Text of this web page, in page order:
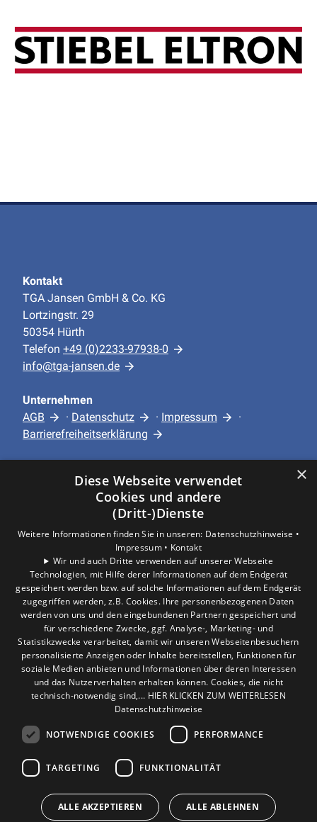
Kontakt
TGA Jansen GmbH & Co. KG
Lortzingstr. 29
50354 Hürth
Telefon +49 (0)2233-97938-0
info@tga-jansen.de
Unternehmen
AGB
· Datenschutz · Impressum
·
Barrierefreiheitserklärung
Leistungen
Standort
Hürth
×
Diese Webseite verwendet
Cookies und andere
(Dritt-)Dienste
Weitere Informationen finden Sie in unseren: Datenschutzhinweise •
Impressum • Kontakt
Wir und auch Dritte verwenden auf unserer Webseite
Technologien, mit Hilfe derer Informationen auf dem Endgerät
gespeichert werden bzw. auf solche Informationen auf dem Endgerät
zugegriffen werden, z.B. Cookies. Ihre personenbezogenen Daten
werden von uns und den eingebundenen Partnern gespeichert und
für verschiedene Zwecke, ggf. Analyse-, Marketing- und
Statistikzwecke verarbeitet, damit wir unseren Webseitenbesuchern
personalisierte Anzeigen oder Inhalte bereitstellen, Funktionen für
soziale Medien anbieten und Informationen über deren Interessen
und das Nutzerverhalten erhalten können. Cookies, die nicht
technisch-notwendig sind,... HIER KLICKEN ZUM WEITERLESEN
Datenschutzhinweise
NOTWENDIGE COOKIES PERFORMANCE
TARGETING FUNKTIONALITÄT
ALLE AKZEPTIEREN ALLE ABLEHNEN